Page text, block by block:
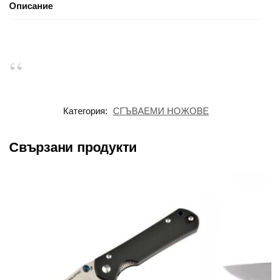
Описание
Категория: СГЪВАЕМИ НОЖОВЕ
Свързани продукти